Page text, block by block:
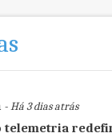
- Há 3 dias atrás
telemetria